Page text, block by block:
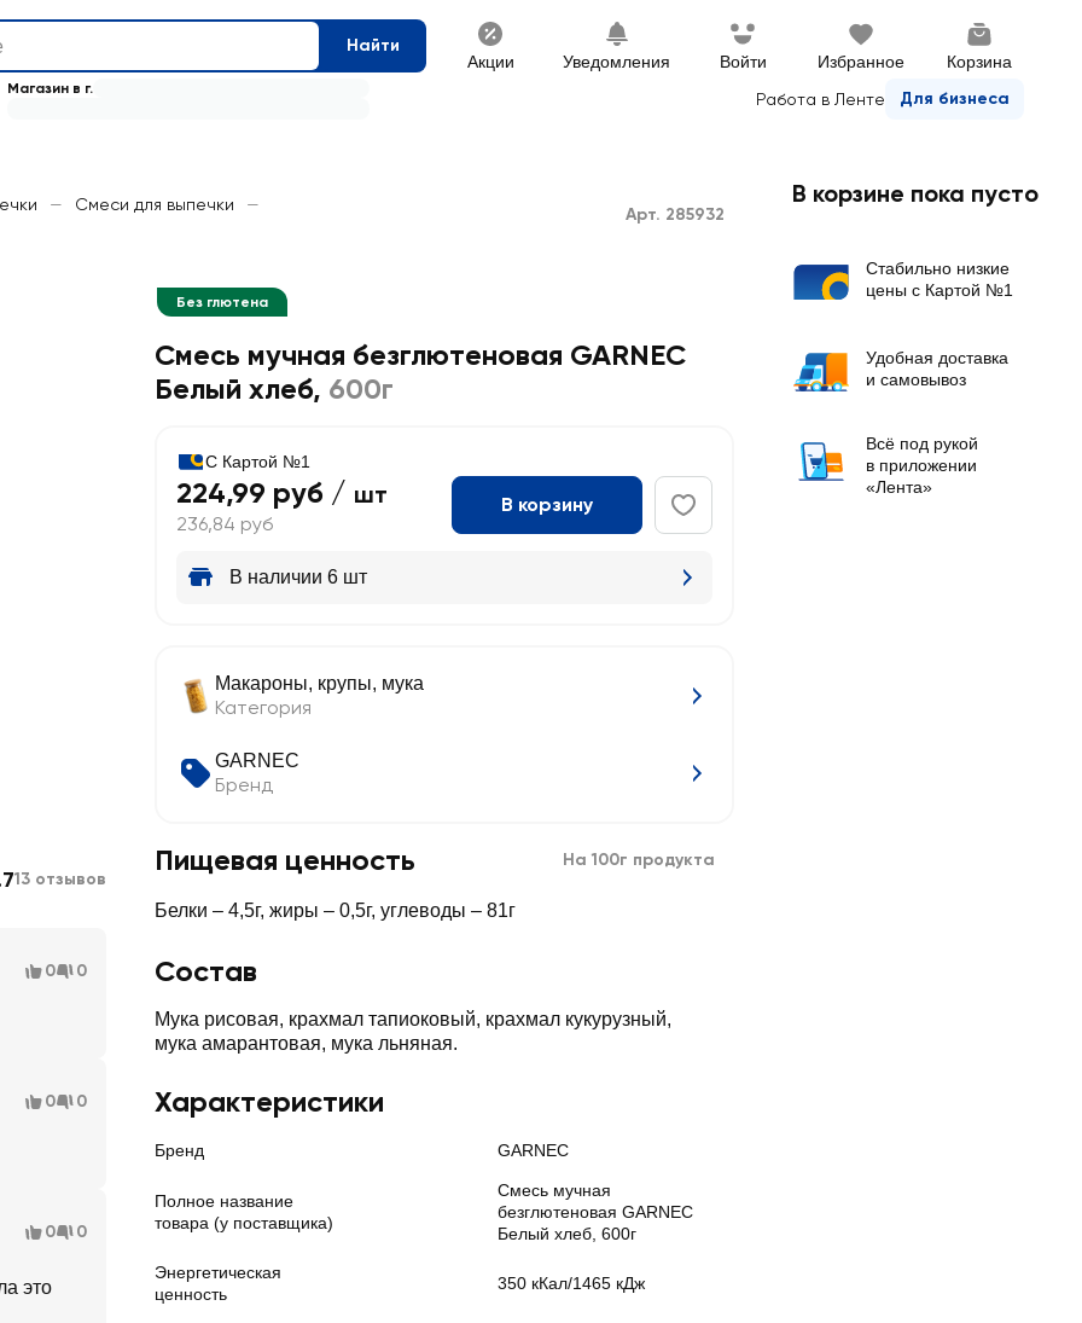
Найти
Акции Уведомления Войти Избранное Корзина
Работа в Ленте Для бизнеса
Магазин в г.
— Смеси для выпечки
—
Арт. 285932
Без глютена
Смесь мучная безглютеновая GARNEC
Белый хлеб, 600г
С Картой №1
224,99 руб / шт
236,84 руб
В корзину
В наличии 6 шт
Макароны, крупы, мука
Категория
GARNEC
Бренд
Пищевая ценность На 100г продукта
Белки – 4,5г, жиры – 0,5г, углеводы – 81г
Состав
Мука рисовая, крахмал тапиоковый, крахмал кукурузный,
мука амарантовая, мука льняная.
Характеристики
Бренд GARNEC
Полное название
товара (у поставщика)
Смесь мучная
безглютеновая GARNEC
Белый хлеб, 600г
Энергетическая
ценность
350 кКал/1465 кДж
13 отзывов
0 0
0 0
0 0
это
В корзине пока пусто
Стабильно низкие
цены с Картой №1
Удобная доставка
и самовывоз
Всё под рукой
в приложении
«Лента»